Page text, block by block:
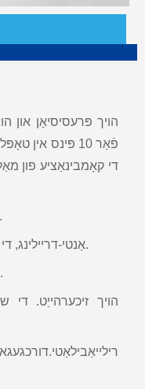
פֿאַר 10 פּינס
די קאָמבינאַציע פון
● אַנטי-סנאַפּינג.די פּראָפילעד פּינס.
● אַנטי-דריילינג, די ימפּלאַמענאַד אַנטי-דריילינג פּינס.
● אַנטי-דופּליקאַטיאָן. די יינציק קייוויי.